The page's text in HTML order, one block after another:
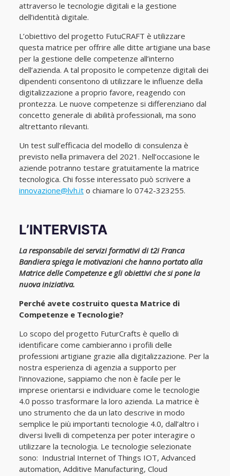
attraverso le tecnologie digitali e la gestione
dell’identità digitale.
L’obiettivo del progetto FutuCRAFT è utilizzare
questa matrice per offrire alle ditte artigiane una base
per la gestione delle competenze all’interno
dell’azienda. A tal proposito le competenze digitali dei
dipendenti consentono di utilizzare le influenze della
digitalizzazione a proprio favore, reagendo con
prontezza. Le nuove competenze si differenziano dal
concetto generale di abilità professionali, ma sono
altrettanto rilevanti.
Un test sull’efficacia del modello di consulenza è
previsto nella primavera del 2021. Nell’occasione le
aziende potranno testare gratuitamente la matrice
tecnologica. Chi fosse interessato può scrivere a
innovazione@lvh.ito chiamare lo 0742-323255.
L’INTERVISTA
La responsabile dei servizi formativi di t2i Franca
Bandiera spiega le motivazioni che hanno portato alla
Matrice delle Competenze e gli obiettivi che si pone la
nuova iniziativa.
Perché avete costruito questa Matrice di
Competenze e Tecnologie?
Lo scopo del progetto FuturCrafts è quello di
identificare come cambieranno i profili delle
professioni artigiane grazie alla digitalizzazione. Per la
nostra esperienza di agenzia a supporto per
l’innovazione, sappiamo che non è facile per le
imprese orientarsi e individuare come le tecnologie
4.0 posso trasformare la loro azienda. La matrice è
uno strumento che da un lato descrive in modo
semplice le più importanti tecnologie 4.0, dall’altro i
diversi livelli di competenza per poter interagire o
utilizzare la tecnologia. Le tecnologie selezionate
sono: Industrial Internet of Things IOT, Advanced
automation, Additive Manufacturing, Cloud